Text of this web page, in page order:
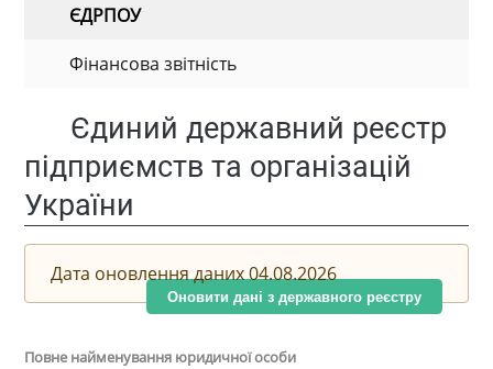
ЄДРПОУ
Фінансова звітність
Єдиний державний реєстр
підприємств та організацій
України
Дата оновлення даних 04.08.2026
Оновити дані з державного реєстру
Повне найменування юридичної особи